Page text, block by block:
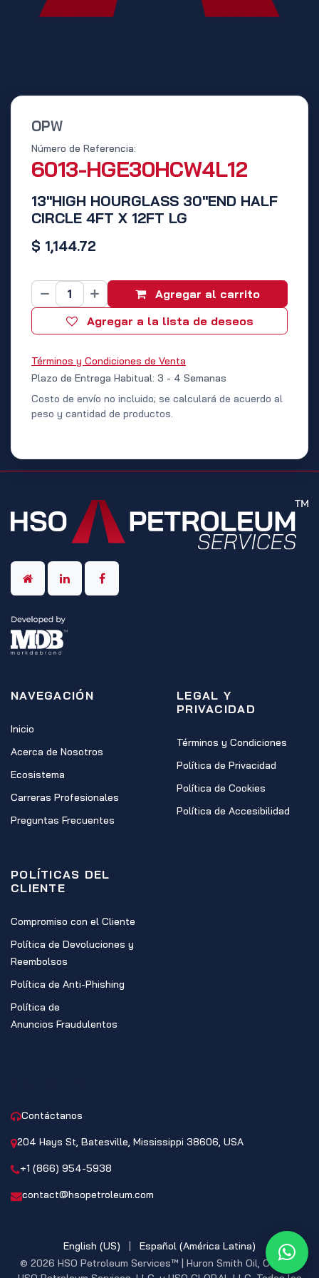
OPW
13"HIGH HOURGLASS 30"END HALF
CIRCLE 4FT X 12FT LG
Número de Referencia:
6013-HGE30HCW4L12
$ 1,144.72
Agregar al carrito
Agregar a la lista de deseos
Términos y Condiciones de Venta
Plazo de Entrega Habitual: 3 - 4 Semanas
Costo de envío no incluido; se calculará de acuerdo al
peso y cantidad de productos.
NAVEGACIÓN
Inicio
Acerca de Nosotros
Ecosistema
Carreras Profesionales
Preguntas Frecuentes
LEGAL Y
PRIVACIDAD
Términos y Condiciones
Política de Privacidad
Política de Cookies
Política de Accesibilidad
POLÍTICAS DEL
CLIENTE
Compromiso con el Cliente
Política de Devoluciones y
Reembolsos
Política de Anti-Phishing
Política de
Anuncios Fraudulentos
Contáctanos
204 Hays St, Batesville, Mississippi 38606, USA
+1 (866) 954-5938
contact@hsopetroleum.com
© 2026 HSO Petroleum Services™ | Huron Smith Oil, CO. INC,
English (US) | Español (América Latina)